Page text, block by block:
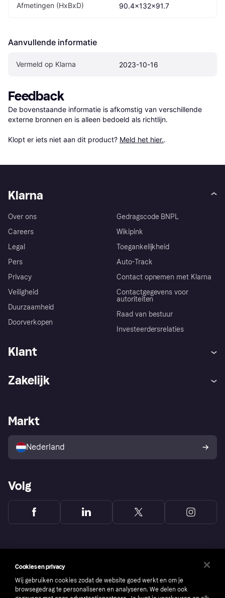
Afmetingen (HxBxD) 90.4x132x91.7
Aanvullende informatie
Vermeld op Klarna 2023-10-16
Feedback
De bovenstaande informatie is afkomstig van verschillende
externe bronnen en is alleen bedoeld als richtlijn.
Klopt er iets niet aan dit product? Meld het hier..
Klarna
Over ons
Careers
Legal
Pers
Privacy
Veiligheid
Duurzaamheid
Doorverkopen
Gedragscode BNPL
Wikipink
Toegankelijkheid
Auto-Track
Contact opnemen met Klarna
Contactgegevens voor
autoriteiten
Raad van bestuur
Investeerdersrelaties
Klant
Winkeloverzicht
Kopersbescherming voor
consumenten
Zakelijk
Zakelijke login
Markt
Nederland
Volg
Cookies en privacy
Wij gebruiken cookies zodat de website goed werkt en om je
browsegedrag te personaliseren en analyseren. We delen ook